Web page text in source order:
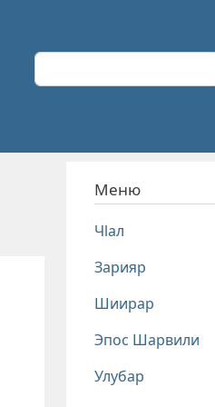
Поиск
Меню
Чlал
Зарияр
Шиирар
Эпос Шарвили
Улубар